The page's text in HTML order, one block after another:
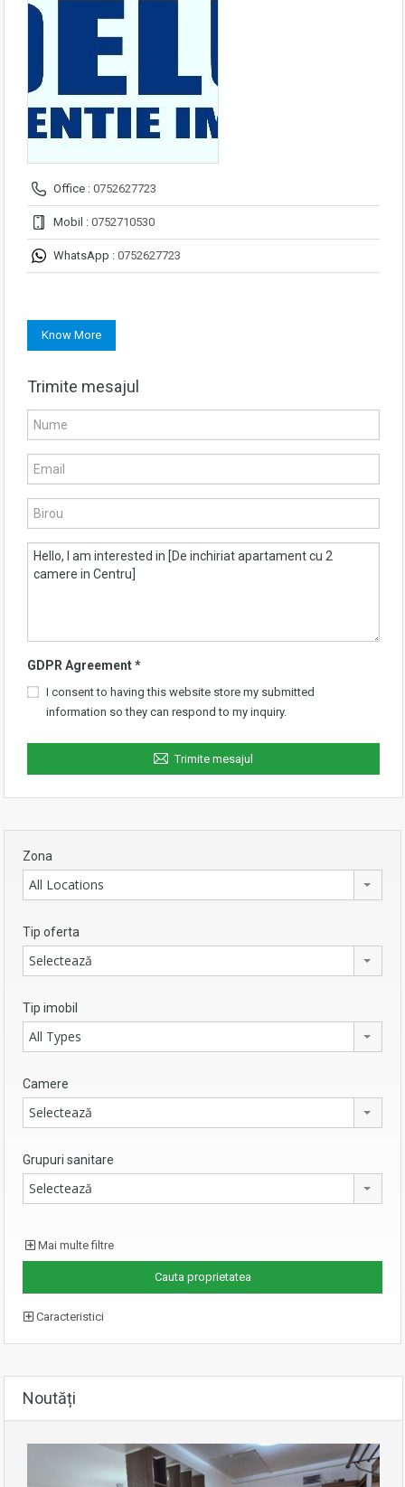
Office : 0752627723
Mobil : 0752710530
WhatsApp : 0752627723
Know More
Trimite mesajul
GDPR Agreement*
I consent to having this website store my submitted
information so they can respond to my inquiry.
Trimite mesajul
Zona
All Locations
Tip oferta
Selectează
Tip imobil
All Types
Camere
Selectează
Grupuri sanitare
Selectează
Mai multe filtre
Caracteristici
Noutăți